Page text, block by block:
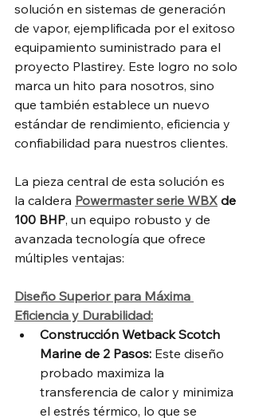
solución en sistemas de generación
de vapor, ejemplificada por el exitoso
equipamiento suministrado para el
proyecto Plastirey. Este logro no solo
marca un hito para nosotros, sino
que también establece un nuevo
estándar de rendimiento, eficiencia y
confiabilidad para nuestros clientes.
La pieza central de esta solución es
la caldera Powermaster serie WBX de
100 BHP, un equipo robusto y de
avanzada tecnología que ofrece
múltiples ventajas:
Diseño Superior para Máxima
Eficiencia y Durabilidad:
Construcción Wetback Scotch
Marine de 2 Pasos: Este diseño
probado maximiza la
transferencia de calor y minimiza
el estrés térmico, lo que se